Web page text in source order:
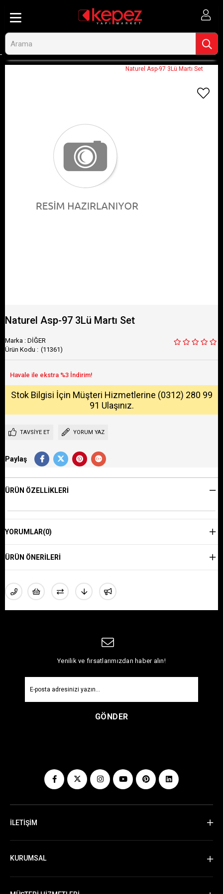
Naturel Asp-97 3Lü Martı Set
Naturel Asp-97 3Lü Martı Set
Marka : DİĞER
(11361)
Stok Bilgisi İçin Müşteri Hizmetlerine (0312) 280 99
91 Ulaşınız.
TAVSIYE ET YORUM YAZ
Paylaş
ÜRÜN ÖZELLIKLERI
YORUMLAR(0)
ÜRÜN ÖNERILERI
Yenilik ve fırsatlarımızdan haber alın!
GÖNDER
İLETİŞİM
KURUMSAL